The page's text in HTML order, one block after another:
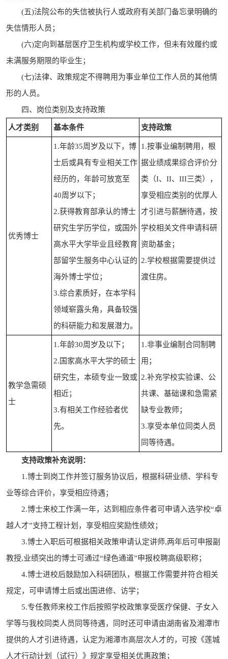
(五)法院公布的失信被执行人或政府有关部门备忘录明确的
失信情形人员；
(六)定向到基层医疗卫生机构或学校工作，但未有效履约或
未满服务期限的毕业生；
(七)法律、政策规定不得聘用为事业单位工作人员的其他情
形的人员。
四、岗位类别及支持政策
人才类别 基本条件 支持政策
优秀博士
1.年龄35周岁及以下，博
士后或具有专业相关工作
经历的，年龄可放宽至
40周岁以下；
2.获得教育部承认的博士
研究生学历学位，或国外
高水平大学毕业且经教育
部留学生服务中心认证的
海外博士学位；
3.综合素质好，在本学科
领域崭露头角，具备较强
的科研能力和发展潜力。
1.按事业编制聘用，根
据业绩成果综合评价分
类（I、II、III三类），
享受相应类别的优厚人
才引进与薪酬待遇，按
学校相关文件申请科研
资助基金；
2.学校根据需要提供过
渡住房。
教学急需硕
士
1.年龄30周岁及以下；
2.国家高水平大学的硕士
研究生，本硕专业一致或
相近；
3.有相关工作经验者优
先。
1.非事业编制合同制聘
用；
2.补充学校实验课、公
共课、基础课和急需紧
缺专业教师；
3.享受本单位同类人员
同等待遇。
支持政策补充说明：
1.博士到岗工作并签订服务协议后，根据科研业绩、学科专
业等综合评价，享受相应待遇；
2.博士来校工作满一年，达到相应条件者可申请入选学校“卓
越人才”支持工程计划，享受相应奖励性绩效；
3.博士入职后可根据相关政策申请认定讲师,两年后可申报副
教授,业绩突出的博士可通过“绿色通道”申报校聘高级职称；
4.博士进校后鼓励加入科研团队，根据工作需要并符合相关
规定，可申请博士后或出国进修、访学；
5.专任教师来校工作后按照学校政策享受医疗保健、子女入
学等与我校同类人员同等待遇，同时还可申请由湖南省及湘潭市
提供的人才引进待遇，认定为湘潭市高层次人才的，可按《莲城
人才行动计划（试行）》规定享受相关优惠政策；